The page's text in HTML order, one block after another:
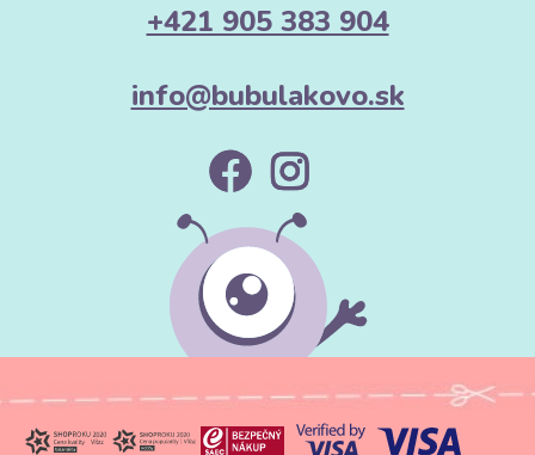
+421 905 383 904
info@bubulakovo.sk